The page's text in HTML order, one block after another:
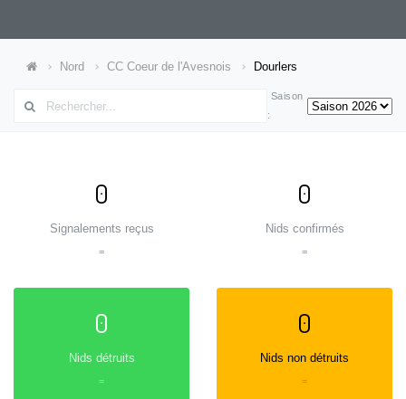
Nord CC Coeur de l'Avesnois Dourlers
Saison
:
0
Signalements reçus
=
0
Nids confirmés
=
0
Nids détruits
=
0
Nids non détruits
=